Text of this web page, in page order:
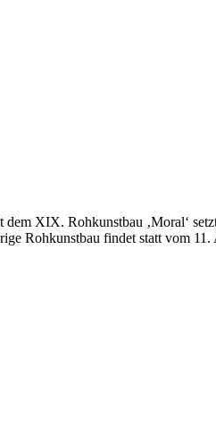
XIX. Rohkunstbau ‚Moral‘
Rohkunstbau findet statt vom